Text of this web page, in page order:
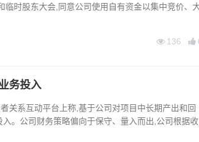
临时股东大会,同意公司使用自有资金以集中竞价、
136
务投入
系互动平台上称,基于公司对项目中长期产出和回
。公司财务策略偏向于保守、量入而出,公司根据收